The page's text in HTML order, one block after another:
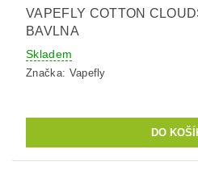
VAPEFLY COTTON
BAVLNA
Skladem
Značka: Vapefly